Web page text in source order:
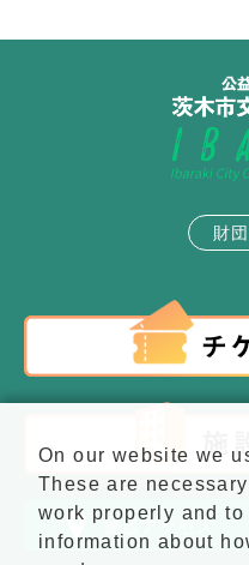
財
施設アクセス
On our website we
These are
work properly and to
information about